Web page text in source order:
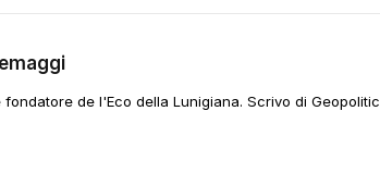
fondatore de l'Eco della Lunigiana. Scrivo di